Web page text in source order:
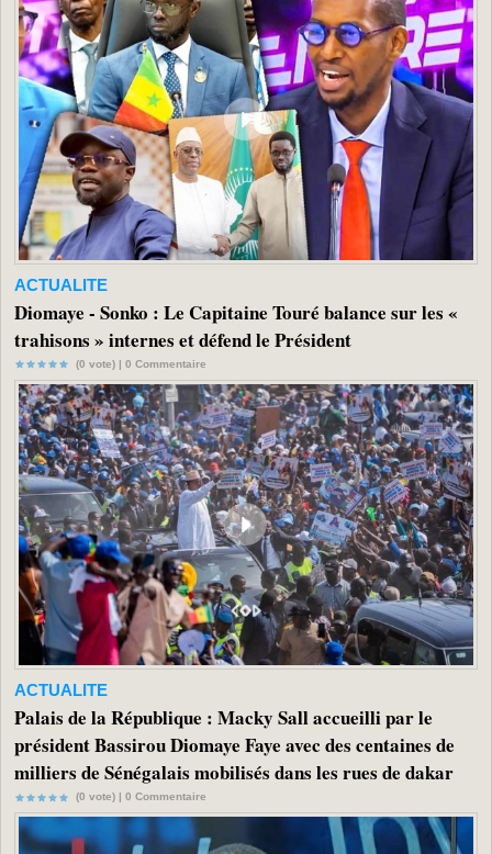
ACTUALITE
Diomaye - Sonko : Le Capitaine Touré balance sur les «
trahisons » internes et défend le Président
(0 vote) | 0 Commentaire
ACTUALITE
Palais de la République : Macky Sall accueilli par le
président Bassirou Diomaye Faye avec des centaines de
milliers de Sénégalais mobilisés dans les rues de dakar
(0 vote) | 0 Commentaire